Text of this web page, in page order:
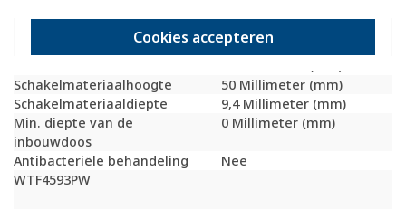
Cookies accepteren
beschermingsgraad (IP)
Schakelmateriaalhoogte
50 Millimeter (mm)
Schakelmateriaaldiepte
9,4 Millimeter (mm)
Min. diepte van de
inbouwdoos
0 Millimeter (mm)
Antibacteriële behandeling
Nee
WTF4593PW